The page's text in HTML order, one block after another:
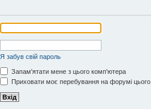
Я забув свій пароль
Запам'ятати мене з цього комп'ютера
Приховати моє перебування на форумі